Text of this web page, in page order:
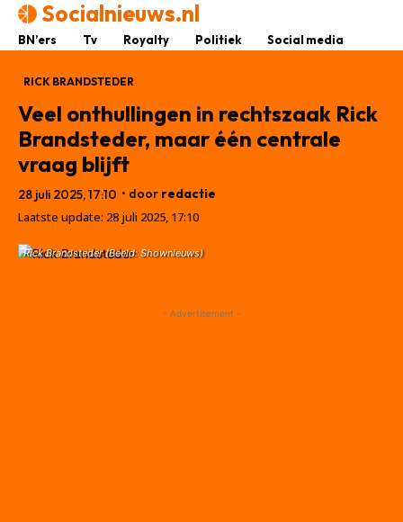
Socialnieuws.nl
BN’ers Tv Royalty Politiek Social media
RICK BRANDSTEDER
Veel onthullingen in rechtszaak Rick
Brandsteder, maar één centrale
vraag blijft
28 juli 2025, 17:10 • door redactie
Laatste update: 28 juli 2025, 17:10
Rick Brandsteder (Beeld: Shownieuws)
- Advertisement -